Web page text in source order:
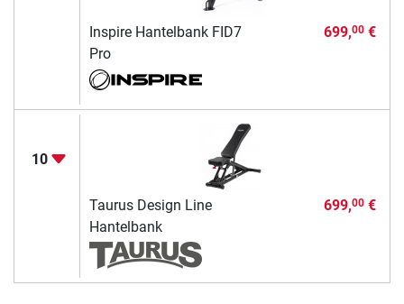
Inspire Hantelbank FID7
Pro
699,00€
10
Taurus Design Line
Hantelbank
699,00€